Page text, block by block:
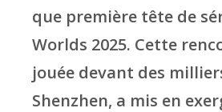
que première tête de
Worlds 2025. Cette
jouée devant des
Shenzhen, a mis en